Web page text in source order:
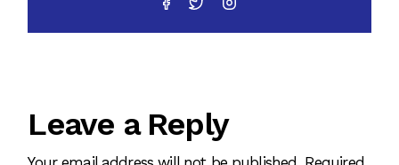
Leave a Reply